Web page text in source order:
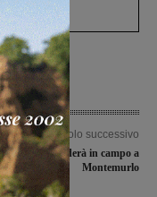
Articolo successivo
non scenderà in campo a
Montemurlo